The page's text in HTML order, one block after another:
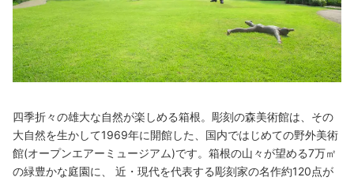
四季折々の雄大な自然が楽しめる箱根。彫刻の森美術館は、その
大自然を生かして1969年に開館した、国内ではじめての野外美術
館(オープンエアーミュージアム)です。箱根の山々が望める7万㎡
の緑豊かな庭園に、 近・現代を代表する彫刻家の名作約120点が